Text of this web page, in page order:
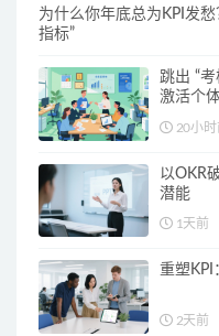
为什么你年底总为KPI发
指标”
跳出 “
激活个
20小时
以OKR
潜能
1天前
重塑KPI
2天前